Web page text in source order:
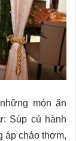
món ăn
Súp củ hành
áp chảo thơm,